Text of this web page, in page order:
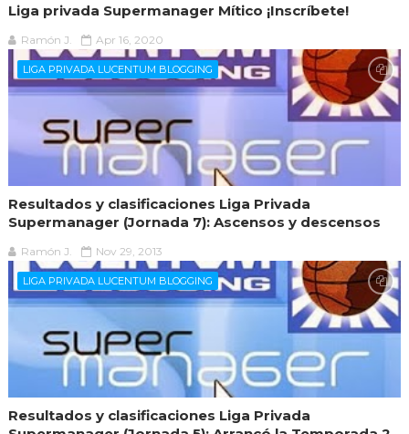
Liga privada Supermanager Mítico ¡Inscríbete!
Ramón J. Apr 16, 2020
LIGA PRIVADA LUCENTUM BLOGGING
Resultados y clasificaciones Liga Privada
Supermanager (Jornada 7): Ascensos y descensos
Ramón J. Nov 29, 2013
LIGA PRIVADA LUCENTUM BLOGGING
Resultados y clasificaciones Liga Privada